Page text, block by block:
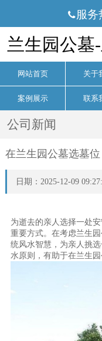
服务
网站首页 关于
案例展示 联系
公司新闻
在兰生园公墓选墓
日期：2025-12-09
为逝去的亲人选择一处
重要方式。在考虑兰生
统风水智慧，为亲人挑
水原则，有助于在兰生